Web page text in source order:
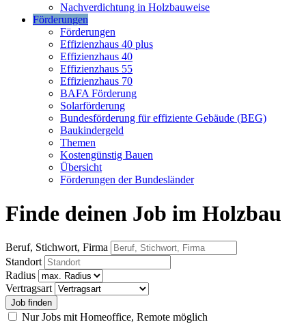
Nachverdichtung in Holzbauweise
Förderungen
Förderungen
Effizienzhaus 40 plus
Effizienzhaus 40
Effizienzhaus 55
Effizienzhaus 70
BAFA Förderung
Solarförderung
Bundesförderung für effiziente Gebäude (BEG)
Baukindergeld
Themen
Kostengünstig Bauen
Übersicht
Förderungen der Bundesländer
Finde deinen Job im Holzbau
Beruf, Stichwort, Firma
Standort
Radius
Vertragsart
Nur Jobs mit Homeoffice, Remote möglich